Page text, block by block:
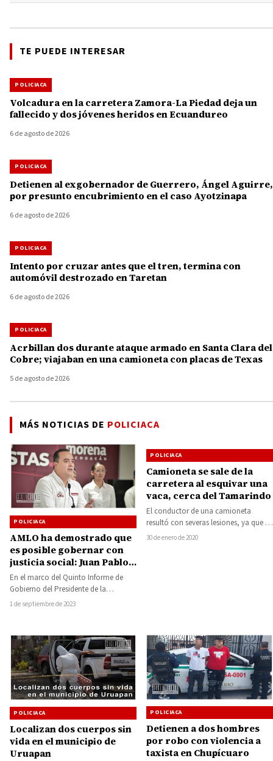
TE PUEDE INTERESAR
POLICIACA
Volcadura en la carretera Zamora-La Piedad deja un
fallecido y dos jóvenes heridos en Ecuandureo
6 de agosto de 2026
POLICIACA
Detienen al exgobernador de Guerrero, Ángel Aguirre,
por presunto encubrimiento en el caso Ayotzinapa
6 de agosto de 2026
POLICIACA
Intento por cruzar antes que el tren, termina con
automóvil destrozado en Taretan
6 de agosto de 2026
POLICIACA
Acrbillan dos durante ataque armado en Santa Clara del
Cobre; viajaban en una camioneta con placas de Texas
5 de agosto de 2026
MÁS NOTICIAS DE POLICIACA
POLICIACA
AMLO ha demostrado que
es posible gobernar con
justicia social: Juan Pablo
Celis Silva
En el marco del Quinto Informe de
Gobierno del Presidente de la
República Andrés Manuel López
1 de septiembre de 2023
POLICIACA
Camioneta se sale de la
carretera al esquivar una
vaca, cerca del Tamarindo
El conductor de una camioneta
resultó con severas lesiones, ya que se
salió de la carretera al evadir…
30 de enero de 2020
POLICIACA
Localizan dos cuerpos sin
vida en el municipio de
Uruapan
POLICIACA
Detienen a dos hombres
por robo con violencia a
taxista en Chupícuaro